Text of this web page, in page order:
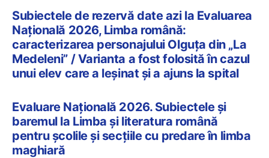
Subiectele de rezervă date azi la Evaluarea
Națională 2026, Limba română:
caracterizarea personajului Olguța din „La
Medeleni” / Varianta a fost folosită în cazul
unui elev care a leșinat și a ajuns la spital
Evaluare Națională 2026. Subiectele și
baremul la Limba și literatura română
pentru școlile și secțiile cu predare în limba
maghiară